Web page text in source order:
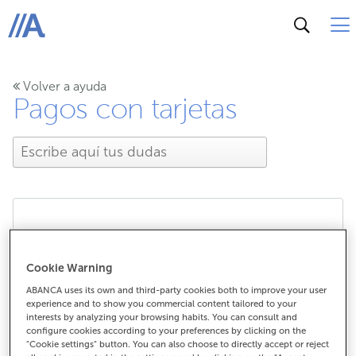
ABANCA
Volver a ayuda
Pagos con tarjetas
tarjeta en el Wallet no es
igual que el de la tarjeta
Cookie Warning
ABANCA uses its own and third-party cookies both to improve your user
experience and to show you commercial content tailored to your
interests by analyzing your browsing habits. You can consult and
configure cookies according to your preferences by clicking on the
"Cookie settings" button. You can also choose to directly accept or reject